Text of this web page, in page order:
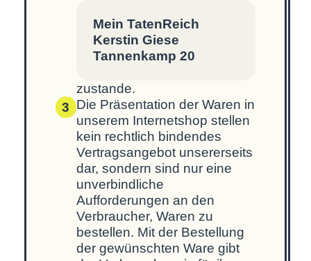
Mein TatenReich
Kerstin Giese
Tannenkamp 20
zustande.
3 Die Präsentation der Waren in
unserem Internetshop stellen
kein rechtlich bindendes
Vertragsangebot unsererseits
dar, sondern sind nur eine
unverbindliche
Aufforderungen an den
Verbraucher, Waren zu
bestellen. Mit der Bestellung
der gewünschten Ware gibt